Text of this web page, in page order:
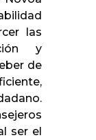
las
y
de
ser el